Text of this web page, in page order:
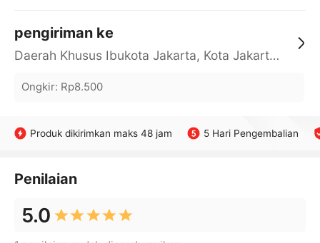
pengiriman ke
Daerah Khusus Ibukota Jakarta, Kota Jakarta Barat, Cengkareng, yy
Ongkir: Rp8.500
Produk dikirimkan maks 48 jam 5 Hari Pengembalian
Penilaian
5.0